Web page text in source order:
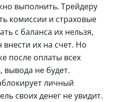
выполнить. Трейдеру
комиссии и страховые
с баланса их нельзя,
их на счет. Но
после оплаты всех
не будет.
личный
своих денег не увидит.